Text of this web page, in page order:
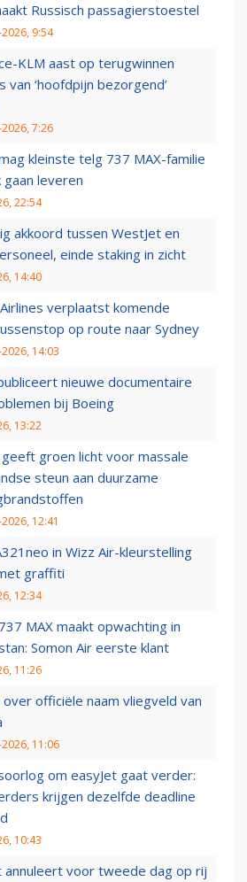
Russisch passagierstoestel
9:54
KLM aast op terugwinnen
van ‘hoofdpijn bezorgend’
7:26
kleinste telg 737 MAX-familie
gaan leveren
22:54
akkoord tussen WestJet en
einde staking in zicht
14:40
verplaatst komende
op route naar Sydney
14:03
nieuwe documentaire
bij Boeing
13:22
groen licht voor massale
steun aan duurzame
12:41
in Wizz Air-kleurstelling
graffiti
12:34
MAX maakt opwachting in
Somon Air eerste klant
11:26
officiële naam vliegveld van
11:06
om easyJet gaat verder:
krijgen dezelfde deadline
10:43
annuleert voor tweede dag op rij